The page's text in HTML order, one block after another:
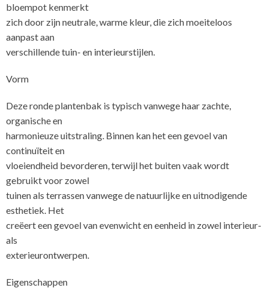
bloempot kenmerkt
zich door zijn neutrale, warme kleur, die zich moeiteloos
aanpast aan
verschillende tuin- en interieurstijlen.
Vorm
Deze ronde plantenbak is typisch vanwege haar zachte,
organische en
harmonieuze uitstraling. Binnen kan het een gevoel van
continuïteit en
vloeiendheid bevorderen, terwijl het buiten vaak wordt
gebruikt voor zowel
tuinen als terrassen vanwege de natuurlijke en uitnodigende
esthetiek. Het
creëert een gevoel van evenwicht en eenheid in zowel interieur-
als
Eigenschappen